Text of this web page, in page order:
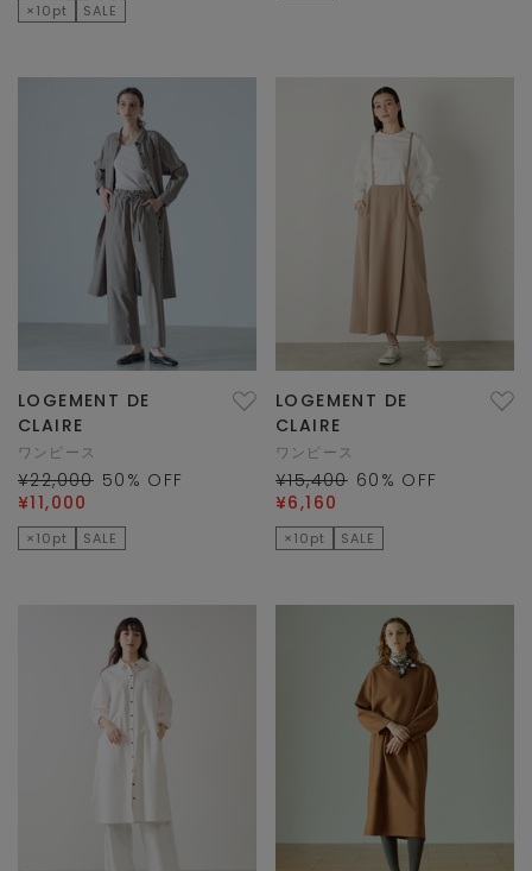
×10pt SALE
LOGEMENT DE
CLAIRE
ワンピース
¥22,000 50 % OFF
¥11,000
×10pt SALE
LOGEMENT DE
CLAIRE
ワンピース
¥15,400 60 % OFF
¥6,160
×10pt SALE